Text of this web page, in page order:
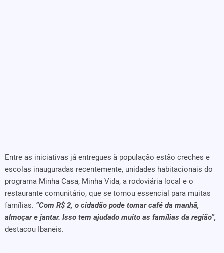
Entre as iniciativas já entregues à população estão creches e
escolas inauguradas recentemente, unidades habitacionais do
programa Minha Casa, Minha Vida, a rodoviária local e o
restaurante comunitário, que se tornou essencial para muitas
famílias. “Com R$ 2, o cidadão pode tomar café da manhã,
almoçar e jantar. Isso tem ajudado muito as famílias da região”,
destacou Ibaneis.